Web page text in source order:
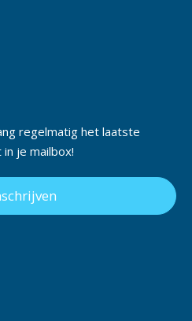
regelmatig het laatste
je mailbox!